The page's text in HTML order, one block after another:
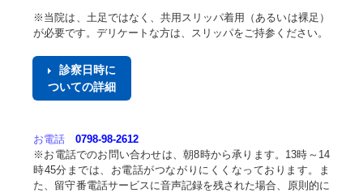
※当院は、土足ではなく、共用スリッパ着用（あるいは裸足）
が必要です。デリケートな方は、スリッパをご持参ください。
診察日時に
ついての詳細
お電話
0798-98-2612
※お電話でのお問い合わせは、朝8時から承ります。13時～14
時45分までは、お電話がつながりにくくなっております。ま
た、留守番電話サービスに音声記録を残された場合、原則的に